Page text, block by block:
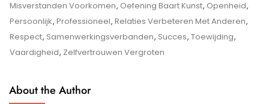
Communicatie
Leren:
Bouw
Misverstanden Voorkomen, Oefening Baart Kunst, Openheid,
Persoonlijk, Professioneel, Relaties Verbeteren Met Anderen,
Respect, Samenwerkingsverbanden, Succes, Toewijding,
Vaardigheid, Zelfvertrouwen Vergroten
About the Author